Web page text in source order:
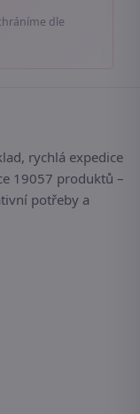
dle
rychlá expedice
19057 produktů –
potřeby a